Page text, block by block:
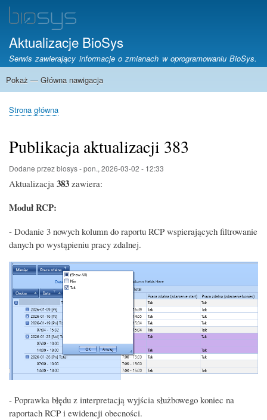
Aktualizacje BioSys
Serwis zawierający informacje o zmianach w oprogramowaniu BioSys.
Główna
Pokaż — Główna nawigacja
Strona główna
Stara historia zmian
Ścieżka
Strona główna
Publikacja aktualizacji 383
Dodane przezbiosys-pon., 2026-03-02 - 12:33
Aktualizacja 383 zawiera:
Moduł RCP:
- Dodanie 3 nowych kolumn do raportu RCP wspierających filtrowanie
danych po wystąpieniu pracy zdalnej.
- Poprawka błędu z interpretacją wyjścia służbowego koniec na
raportach RCP i ewidencji obecności.